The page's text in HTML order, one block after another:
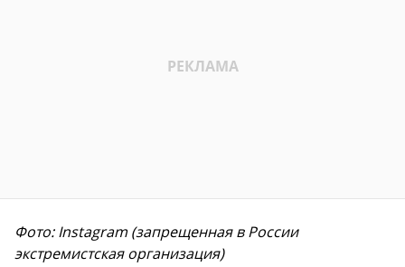
Фото: Instagram (запрещенная в России
экстремистская организация)